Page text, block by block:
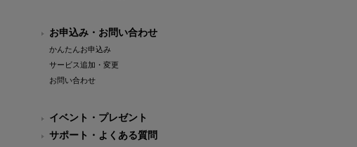
お申込み・お問い合わせ
かんたんお申込み
サービス追加・変更
お問い合わせ
イベント・プレゼント
サポート・よくある質問